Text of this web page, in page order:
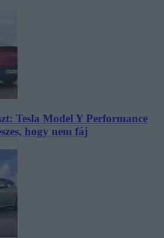
Tesla Model Y Performance
hogy nem fáj